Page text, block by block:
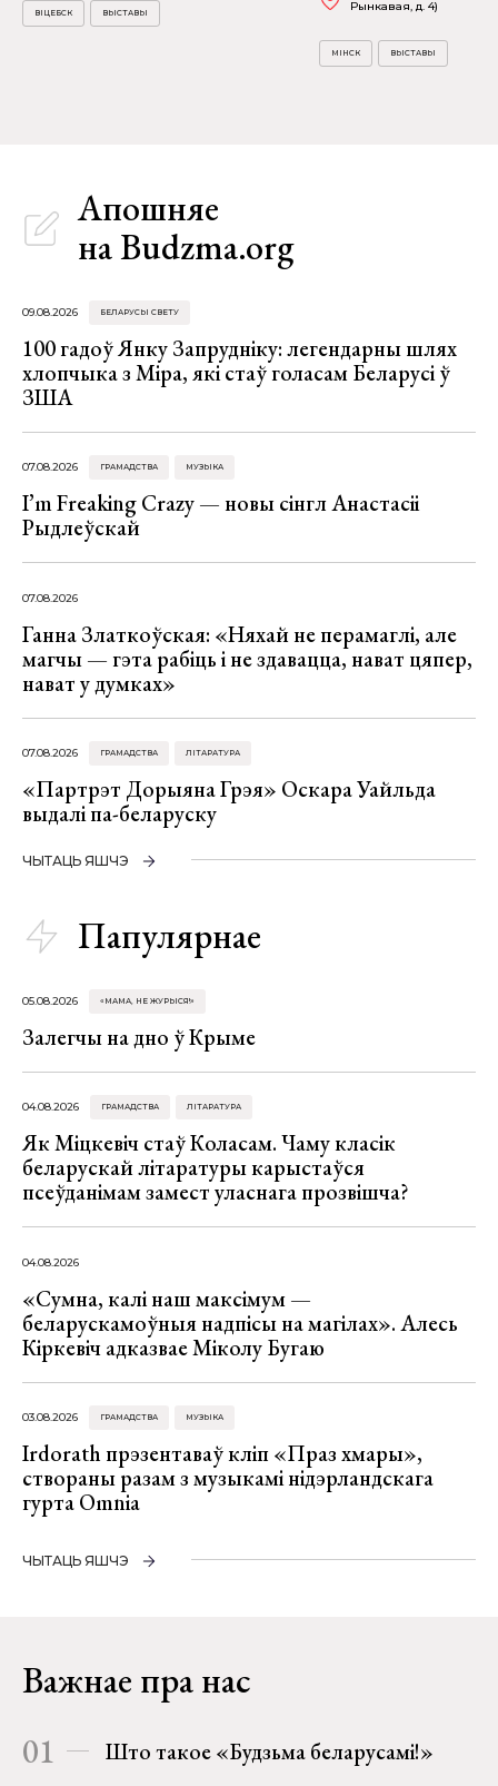
ВІЦЕБСК ВЫСТАВЫ Рынкавая, д. 4)
МІНСК ВЫСТАВЫ
Апошняе
на Budzma.org
09.08.2026 БЕЛАРУСЫ СВЕТУ
100 гадоў Янку Запрудніку: легендарны шлях
хлопчыка з Міра, які стаў голасам Беларусі ў
ЗША
07.08.2026 ГРАМАДСТВА МУЗЫКА
I’m Freaking Crazy — новы сінгл Анастасіі
Рыдлеўскай
07.08.2026
Ганна Златкоўская: «Няхай не перамаглі, але
магчы — гэта рабіць і не здавацца, нават цяпер,
нават у думках»
07.08.2026 ГРАМАДСТВА ЛІТАРАТУРА
«Партрэт Дорыяна Грэя» Оскара Уайльда
выдалі па-беларуску
ЧЫТАЦЬ ЯШЧЭ
Папулярнае
05.08.2026 «МАМА, НЕ ЖУРЫСЯ!»
Залегчы на дно ў Крыме
04.08.2026 ГРАМАДСТВА ЛІТАРАТУРА
Як Міцкевіч стаў Коласам. Чаму класік
беларускай літаратуры карыстаўся
псеўданімам замест уласнага прозвішча?
04.08.2026
«Сумна, калі наш максімум —
беларускамоўныя надпісы на магілах». Алесь
Кіркевіч адказвае Міколу Бугаю
03.08.2026 ГРАМАДСТВА МУЗЫКА
Irdorath прэзентаваў кліп «Праз хмары»,
створаны разам з музыкамі нідэрландскага
гурта Omnia
ЧЫТАЦЬ ЯШЧЭ
Важнае пра нас
01 Што такое «Будзьма беларусамі!»